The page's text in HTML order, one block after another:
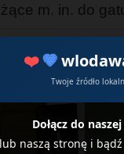
❤️ 💙
Twoje źródło
Dołącz do
naszą stronę i
m. in. do